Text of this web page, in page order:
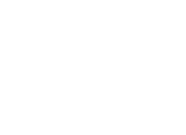
слабой основы.